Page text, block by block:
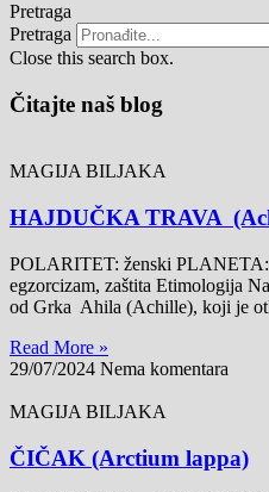
Pretraga
Pretraga
Close this search box.
Čitajte naš blog
MAGIJA BILJAKA
HAJDUČKA TRAVA
POLARITET: ženski PLANETA:
egzorcizam, zaštita Etimologija
od Grka Ahila (Achille), koji je
Read More »
29/07/2024 Nema komentara
MAGIJA BILJAKA
ČIČAK (Arctium lappa)